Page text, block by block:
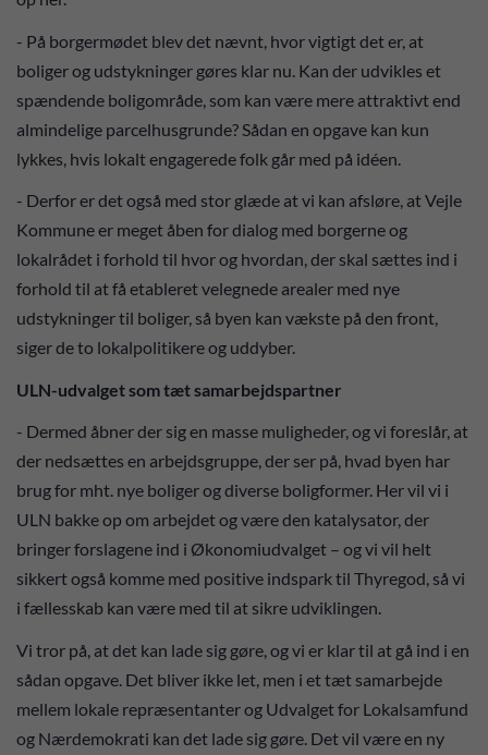
- På borgermødet blev det nævnt, hvor vigtigt det er, at
boliger og udstykninger gøres klar nu. Kan der udvikles et
spændende boligområde, som kan være mere attraktivt end
almindelige parcelhusgrunde? Sådan en opgave kan kun
lykkes, hvis lokalt engagerede folk går med på idéen.
- Derfor er det også med stor glæde at vi kan afsløre, at Vejle
Kommune er meget åben for dialog med borgerne og
lokalrådet i forhold til hvor og hvordan, der skal sættes ind i
forhold til at få etableret velegnede arealer med nye
udstykninger til boliger, så byen kan vækste på den front,
siger de to lokalpolitikere og uddyber.
ULN-udvalget som tæt samarbejdspartner
- Dermed åbner der sig en masse muligheder, og vi foreslår, at
der nedsættes en arbejdsgruppe, der ser på, hvad byen har
brug for mht. nye boliger og diverse boligformer. Her vil vi i
ULN bakke op om arbejdet og være den katalysator, der
bringer forslagene ind i Økonomiudvalget – og vi vil helt
sikkert også komme med positive indspark til Thyregod, så vi
i fællesskab kan være med til at sikre udviklingen.
Vi tror på, at det kan lade sig gøre, og vi er klar til at gå ind i en
sådan opgave. Det bliver ikke let, men i et tæt samarbejde
mellem lokale repræsentanter og Udvalget for Lokalsamfund
og Nærdemokrati kan det lade sig gøre. Det vil være en ny